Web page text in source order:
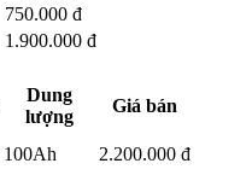
750.000 đ
1.900.000 đ
Dung
lượng
Giá bán
100Ah 2.200.000 đ